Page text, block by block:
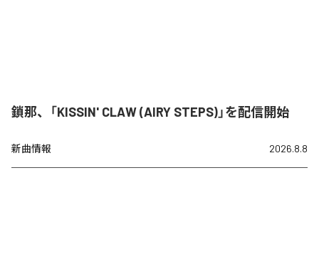
鎖那、「KISSIN' CLAW (AIRY STEPS)」を配信開始
新曲情報 2026.8.8